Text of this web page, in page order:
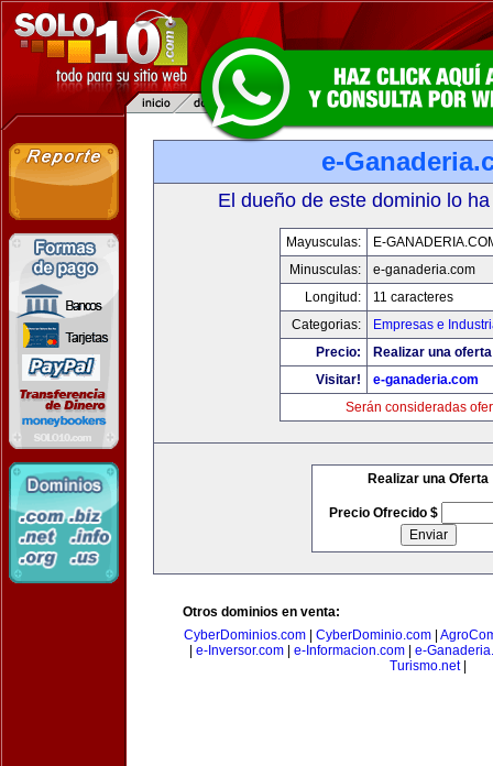
e-
El dueño de este dominio lo
Mayusculas:
E-
Minusculas:
e-ganaderia.com
Longitud:
11 caracteres
Categorias:
Empresas e
Precio:
Realizar una
Visitar!
e-ganaderia.com
Serán consideradas
Realizar una Oferta
Precio Ofrecido $
Otros dominios en venta:
CyberDominios.com| CyberDominio.com|
e-Inversor.com| e-Informacion.com| e-
Turismo.net|